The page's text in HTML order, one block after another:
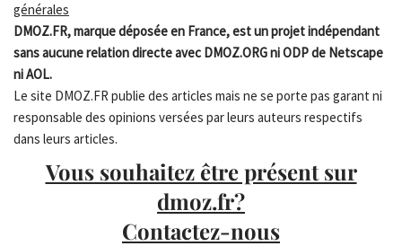
générales
DMOZ.FR, marque déposée en France, est un projet indépendant
sans aucune relation directe avec DMOZ.ORG ni ODP de Netscape
ni AOL.
Le site DMOZ.FR publie des articles mais ne se porte pas garant ni
responsable des opinions versées par leurs auteurs respectifs
dans leurs articles.
Vous souhaitez être présent sur
dmoz.fr?
Contactez-nous